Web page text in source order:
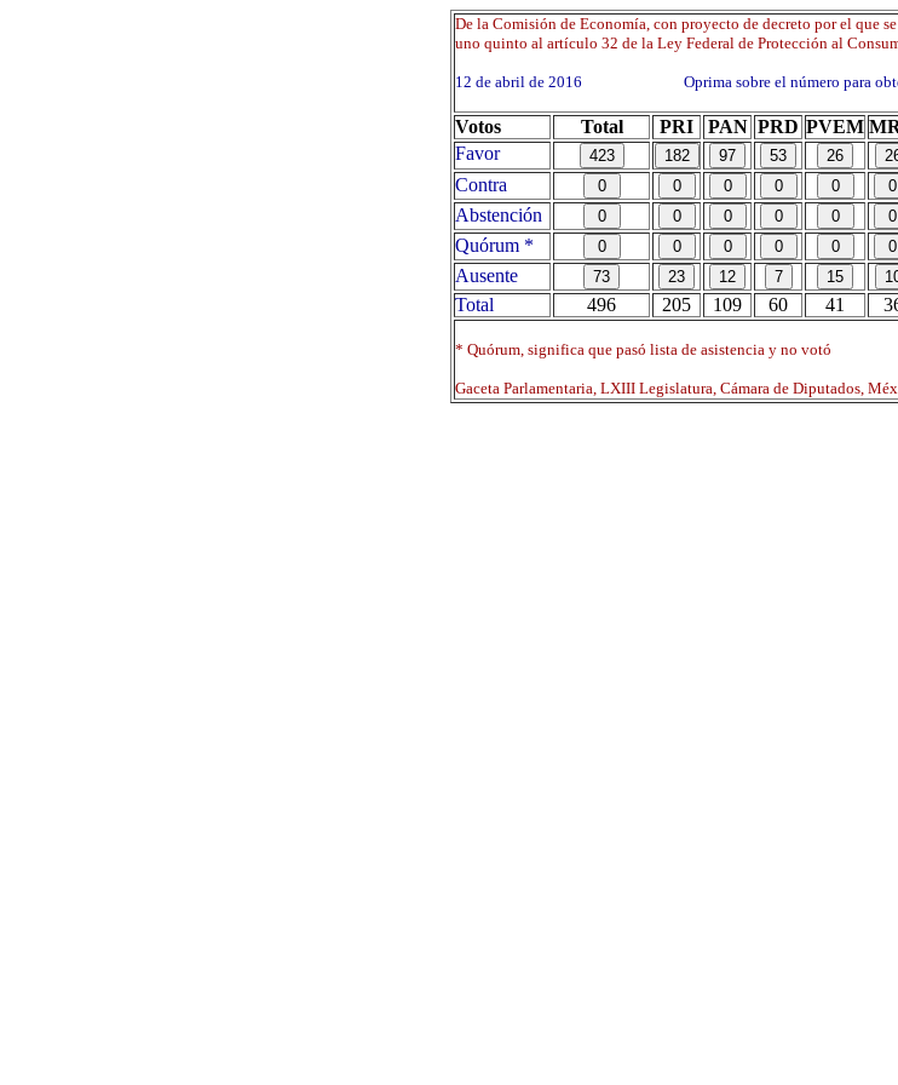
De la Comisión de Economía, con proyecto de decreto por el que
uno quinto al artículo 32 de la Ley Federal de Protección al
12 de abril de 2016 Oprima sobre el número para
Votos Total PRI PAN PRD PVEM
Favor
Contra
Abstención
Quórum *
Ausente
Total
496 205 109 60 41
* Quórum, significa que pasó lista de asistencia y no votó
Gaceta Parlamentaria, LXIII Legislatura, Cámara de Diputados,